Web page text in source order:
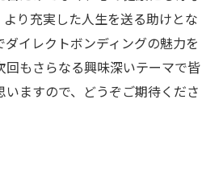
より充実した人生を送る助けとな
イレクトボンディングの魅力を
回もさらなる興味深いテーマで皆
ますので、どうぞご期待くださ